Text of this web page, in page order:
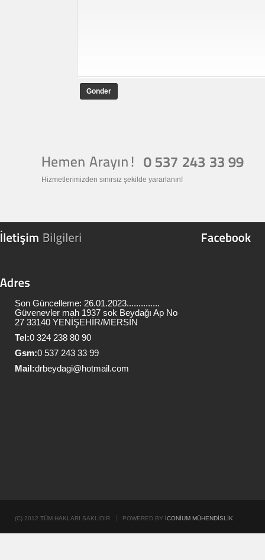
Gonder
Hizmetlerimizden sınırsız şekilde yararlanın!
Son Güncelleme: 26.01.2023..............
Güvenevler mah 1937 sok Beydağı Ap No
27 33140 YENİŞEHİR/MERSİN
Tel:0 324 238 80 90
Gsm:0 537 243 33 99
Mail:drbeydagi@hotmail.com
(C) 2012 TÜM HAKLARI SAKLIDIR POWERED BY İCONIUM MÜHENDISLIK